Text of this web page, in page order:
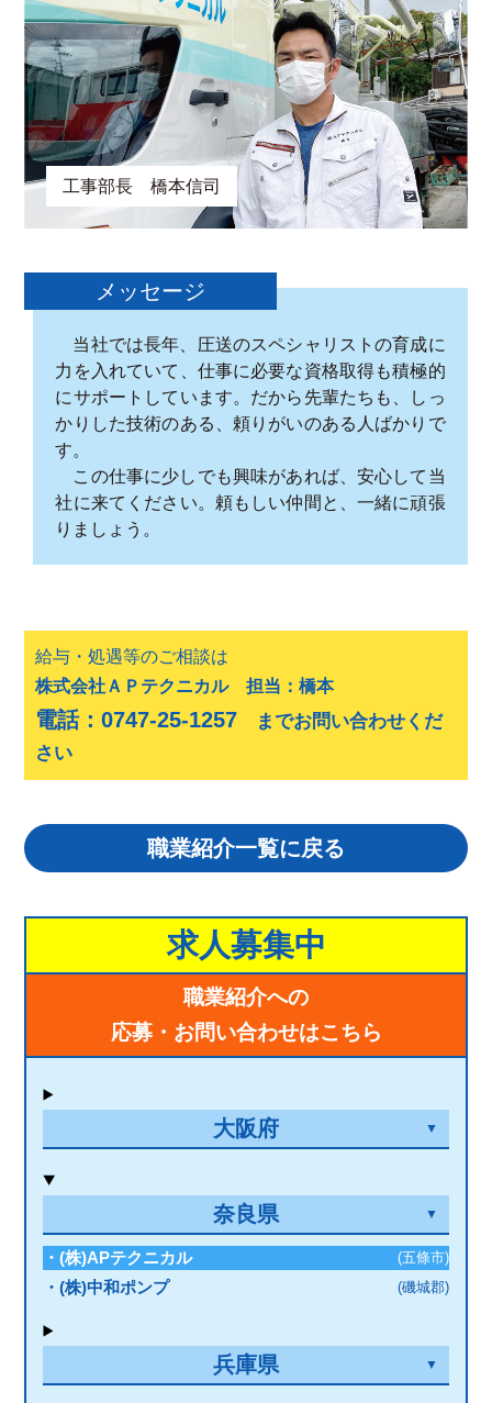
求人募集中
職業紹介への
応募・お問い合わせはこちら
大阪府
奈良県
・(株)APテクニカル (五條市)
・(株)中和ポンプ (磯城郡)
兵庫県
工事部長 橋本信司
メッセージ
当社では長年、圧送のスペシャリストの育成に
力を入れていて、仕事に必要な資格取得も積極的
にサポートしています。だから先輩たちも、しっ
かりした技術のある、頼りがいのある人ばかりで
す。
この仕事に少しでも興味があれば、安心して当
社に来てください。頼もしい仲間と、一緒に頑張
りましょう。
給与・処遇等のご相談は
株式会社ＡＰテクニカル 担当：橋本
電話：0747-25-1257 までお問い合わせくだ
さい
職業紹介一覧に戻る